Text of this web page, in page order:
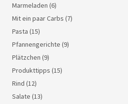
Marmeladen (6)
Mit ein paar Carbs (7)
Pasta (15)
Pfannengerichte (9)
Plätzchen (9)
Produkttipps (15)
Rind (12)
Salate (13)